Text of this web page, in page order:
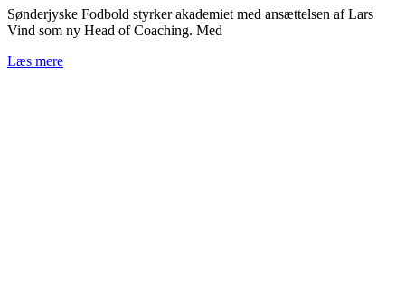
Sønderjyske Fodbold styrker akademiet med ansættelsen af Lars
Vind som ny Head of Coaching. Med
Læs mere